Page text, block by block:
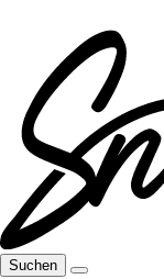
Suchen